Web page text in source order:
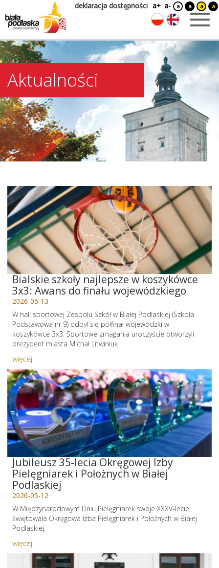
deklaracja dostępności a+ a- a a a a
Aktualności
Bialskie szkoły najlepsze w koszykówce
3x3: Awans do finału wojewódzkiego
2026-05-13
W hali sportowej Zespołu Szkół w Białej Podlaskiej (Szkoła
Podstawowa nr 9) odbył się półfinał wojewódzki w
koszykówce 3x3. Sportowe zmagania uroczyście otworzyli
prezydent miasta Michał Litwiniuk
więcej
Jubileusz 35-lecia Okręgowej Izby
Pielęgniarek i Położnych w Białej
Podlaskiej
2026-05-12
W Międzynarodowym Dniu Pielęgniarek swoje XXXV-lecie
świętowała Okręgowa Izba Pielęgniarek i Położnych w Białej
Podlaskiej.
więcej